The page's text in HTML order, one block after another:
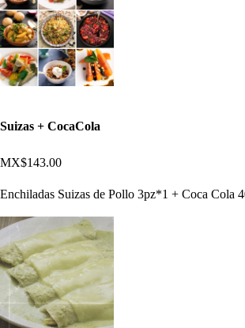
Suizas + CocaCola
MX$143.00
Enchiladas Suizas de Pollo 3pz*1 + Coca Cola